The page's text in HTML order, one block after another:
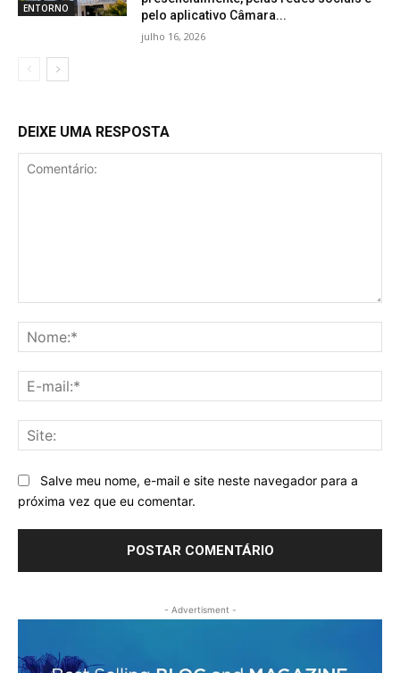
ENTORNO
pelo aplicativo Câmara...
julho 16, 2026
DEIXE UMA RESPOSTA
Salve meu nome, e-mail e site neste navegador para a
próxima vez que eu comentar.
- Advertisment -